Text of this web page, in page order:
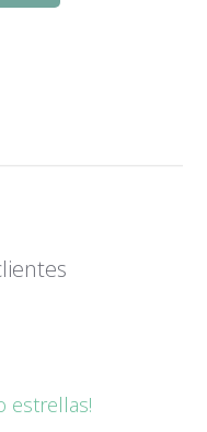
estrellas!